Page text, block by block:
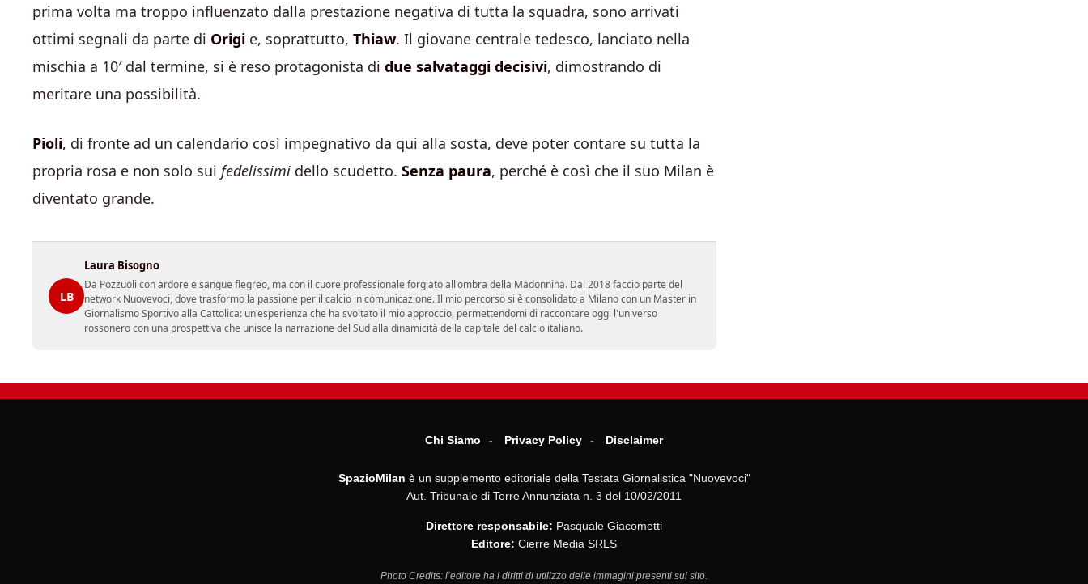
prima volta ma troppo influenzato dalla prestazione negativa di tutta la squadra, sono arrivati
ottimi segnali da parte di Origi e, soprattutto, Thiaw. Il giovane centrale tedesco, lanciato nella
mischia a 10′ dal termine, si è reso protagonista di due salvataggi decisivi, dimostrando di
meritare una possibilità.
Pioli, di fronte ad un calendario così impegnativo da qui alla sosta, deve poter contare su tutta la
propria rosa e non solo sui fedelissimi dello scudetto. Senza paura, perché è così che il suo Milan è
diventato grande.
LB
Laura Bisogno
Da Pozzuoli con ardore e sangue flegreo, ma con il cuore professionale forgiato all'ombra della Madonnina. Dal 2018 faccio parte del
network Nuovevoci, dove trasformo la passione per il calcio in comunicazione. Il mio percorso si è consolidato a Milano con un Master in
Giornalismo Sportivo alla Cattolica: un'esperienza che ha svoltato il mio approccio, permettendomi di raccontare oggi l'universo
rossonero con una prospettiva che unisce la narrazione del Sud alla dinamicità della capitale del calcio italiano.
Chi Siamo Privacy Policy Disclaimer
SpazioMilan è un supplemento editoriale della Testata Giornalistica "Nuovevoci"
Aut. Tribunale di Torre Annunziata n. 3 del 10/02/2011
Direttore responsabile: Pasquale Giacometti
Editore: Cierre Media SRLS
Photo Credits: l’editore ha i diritti di utilizzo delle immagini presenti sul sito.